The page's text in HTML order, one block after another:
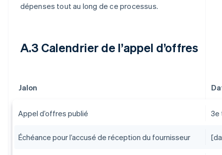
dépenses tout au long de ce processus.
A.3 Calendrier de l’appel d’offres
Jalon
Appel d’offres publié 3e
Échéance pour l’accusé de réception du fournisseur